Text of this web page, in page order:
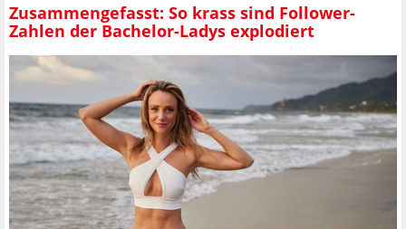
Zusammengefasst: So krass sind Follower-
Zahlen der Bachelor-Ladys explodiert